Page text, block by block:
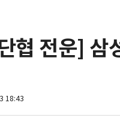
협 전운] 삼
18:43